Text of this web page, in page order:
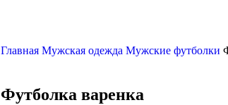
Главная Мужская одежда Мужские футболки
Футболка варенка